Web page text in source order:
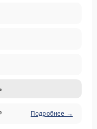
Подробнее →